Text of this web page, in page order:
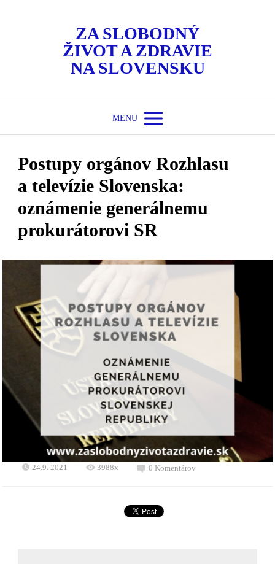
ZA SLOBODNÝ
ŽIVOT A ZDRAVIE
NA SLOVENSKU
MENU
Postupy orgánov Rozhlasu
a televízie Slovenska:
oznámenie generálnemu
prokurátorovi SR
24.9. 2021 3988x 0 Komentárov